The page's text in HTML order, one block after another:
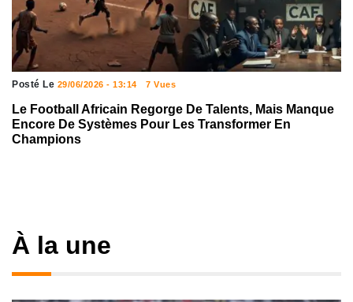
Posté Le 29/06/2026 - 13:14 7 Vues
Le Football Africain Regorge De Talents, Mais Manque
Encore De Systèmes Pour Les Transformer En
Champions
À la une